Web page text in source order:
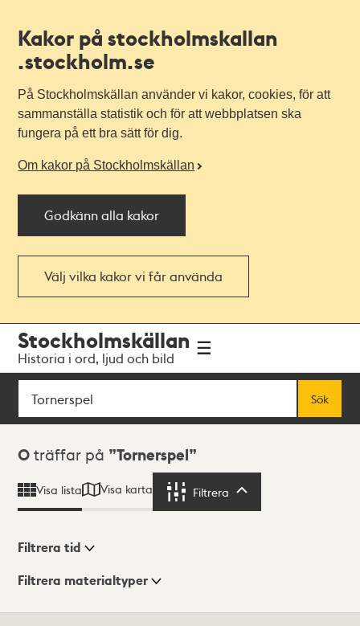
Kakor på stockholmskallan
.stockholm.se
På Stockholmskällan använder vi kakor, cookies, för att
sammanställa statistik och för att webbplatsen ska
fungera på ett bra sätt för dig.
Om kakor på Stockholmskällan
Godkänn alla kakor
Välj vilka kakor vi får använda
navigationen
huvudinnehållet
Stockholmskällan
Historia i ord, ljud och bild
Sök
Sök
Sökresultat
0 träffar på Tornerspel
Visa lista Visa karta Filtrera
Visningsläge
Filtrera tid
Filtrera materialtyper